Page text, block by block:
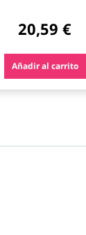
20,59 €
Añadir al carrito